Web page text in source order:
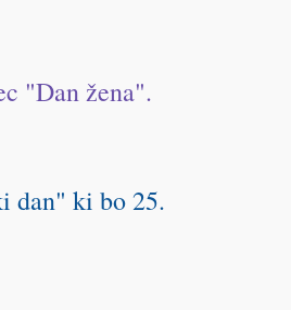
"Dan žena".
dan" ki bo 25.